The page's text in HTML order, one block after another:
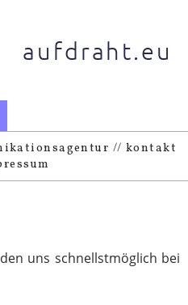
aufdraht.eu
// kontakt
uns schnellstmöglich bei